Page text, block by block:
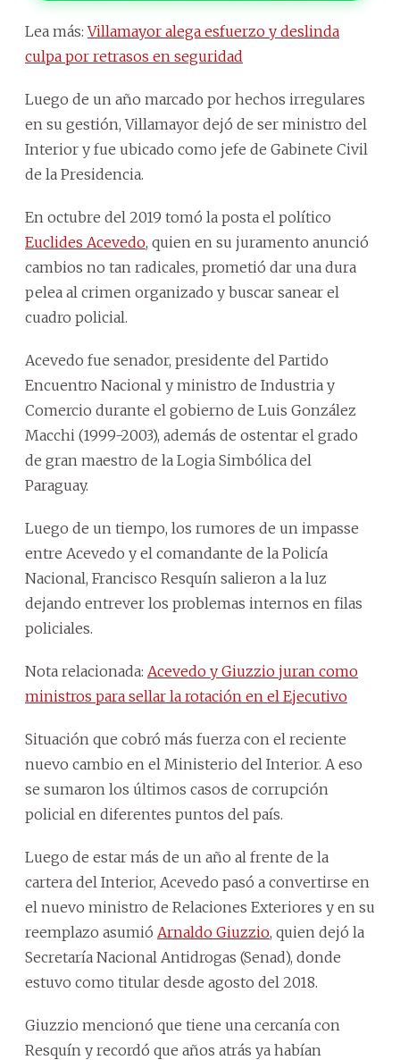
Lea más:Villamayor alega esfuerzo y deslinda
culpa por retrasos en seguridad
Luego de un año marcado por hechos irregulares
en su gestión, Villamayor dejó de ser ministro del
Interior y fue ubicado como jefe de Gabinete Civil
de la Presidencia.
En octubre del 2019 tomó la posta el político
Euclides Acevedo, quien en su juramento anunció
cambios no tan radicales, prometió dar una dura
pelea al crimen organizado y buscar sanear el
cuadro policial.
Acevedo fue senador, presidente del Partido
Encuentro Nacional y ministro de Industria y
Comercio durante el gobierno de Luis González
Macchi (1999-2003), además de ostentar el grado
de gran maestro de la Logia Simbólica del
Paraguay.
Luego de un tiempo, los rumores de un impasse
entre Acevedo y el comandante de la Policía
Nacional, Francisco Resquín salieron a la luz
dejando entrever los problemas internos en filas
policiales.
Nota relacionada: Acevedo y Giuzzio juran como
ministros para sellar la rotación en el Ejecutivo
Situación que cobró más fuerza con el reciente
nuevo cambio en el Ministerio del Interior. A eso
se sumaron los últimos casos de corrupción
policial en diferentes puntos del país.
Luego de estar más de un año al frente de la
cartera del Interior, Acevedo pasó a convertirse en
el nuevo ministro de Relaciones Exteriores y en su
reemplazo asumió Arnaldo Giuzzio, quien dejó la
Secretaría Nacional Antidrogas (Senad), donde
estuvo como titular desde agosto del 2018.
Giuzzio mencionó que tiene una cercanía con
Resquín y recordó que años atrás ya habían